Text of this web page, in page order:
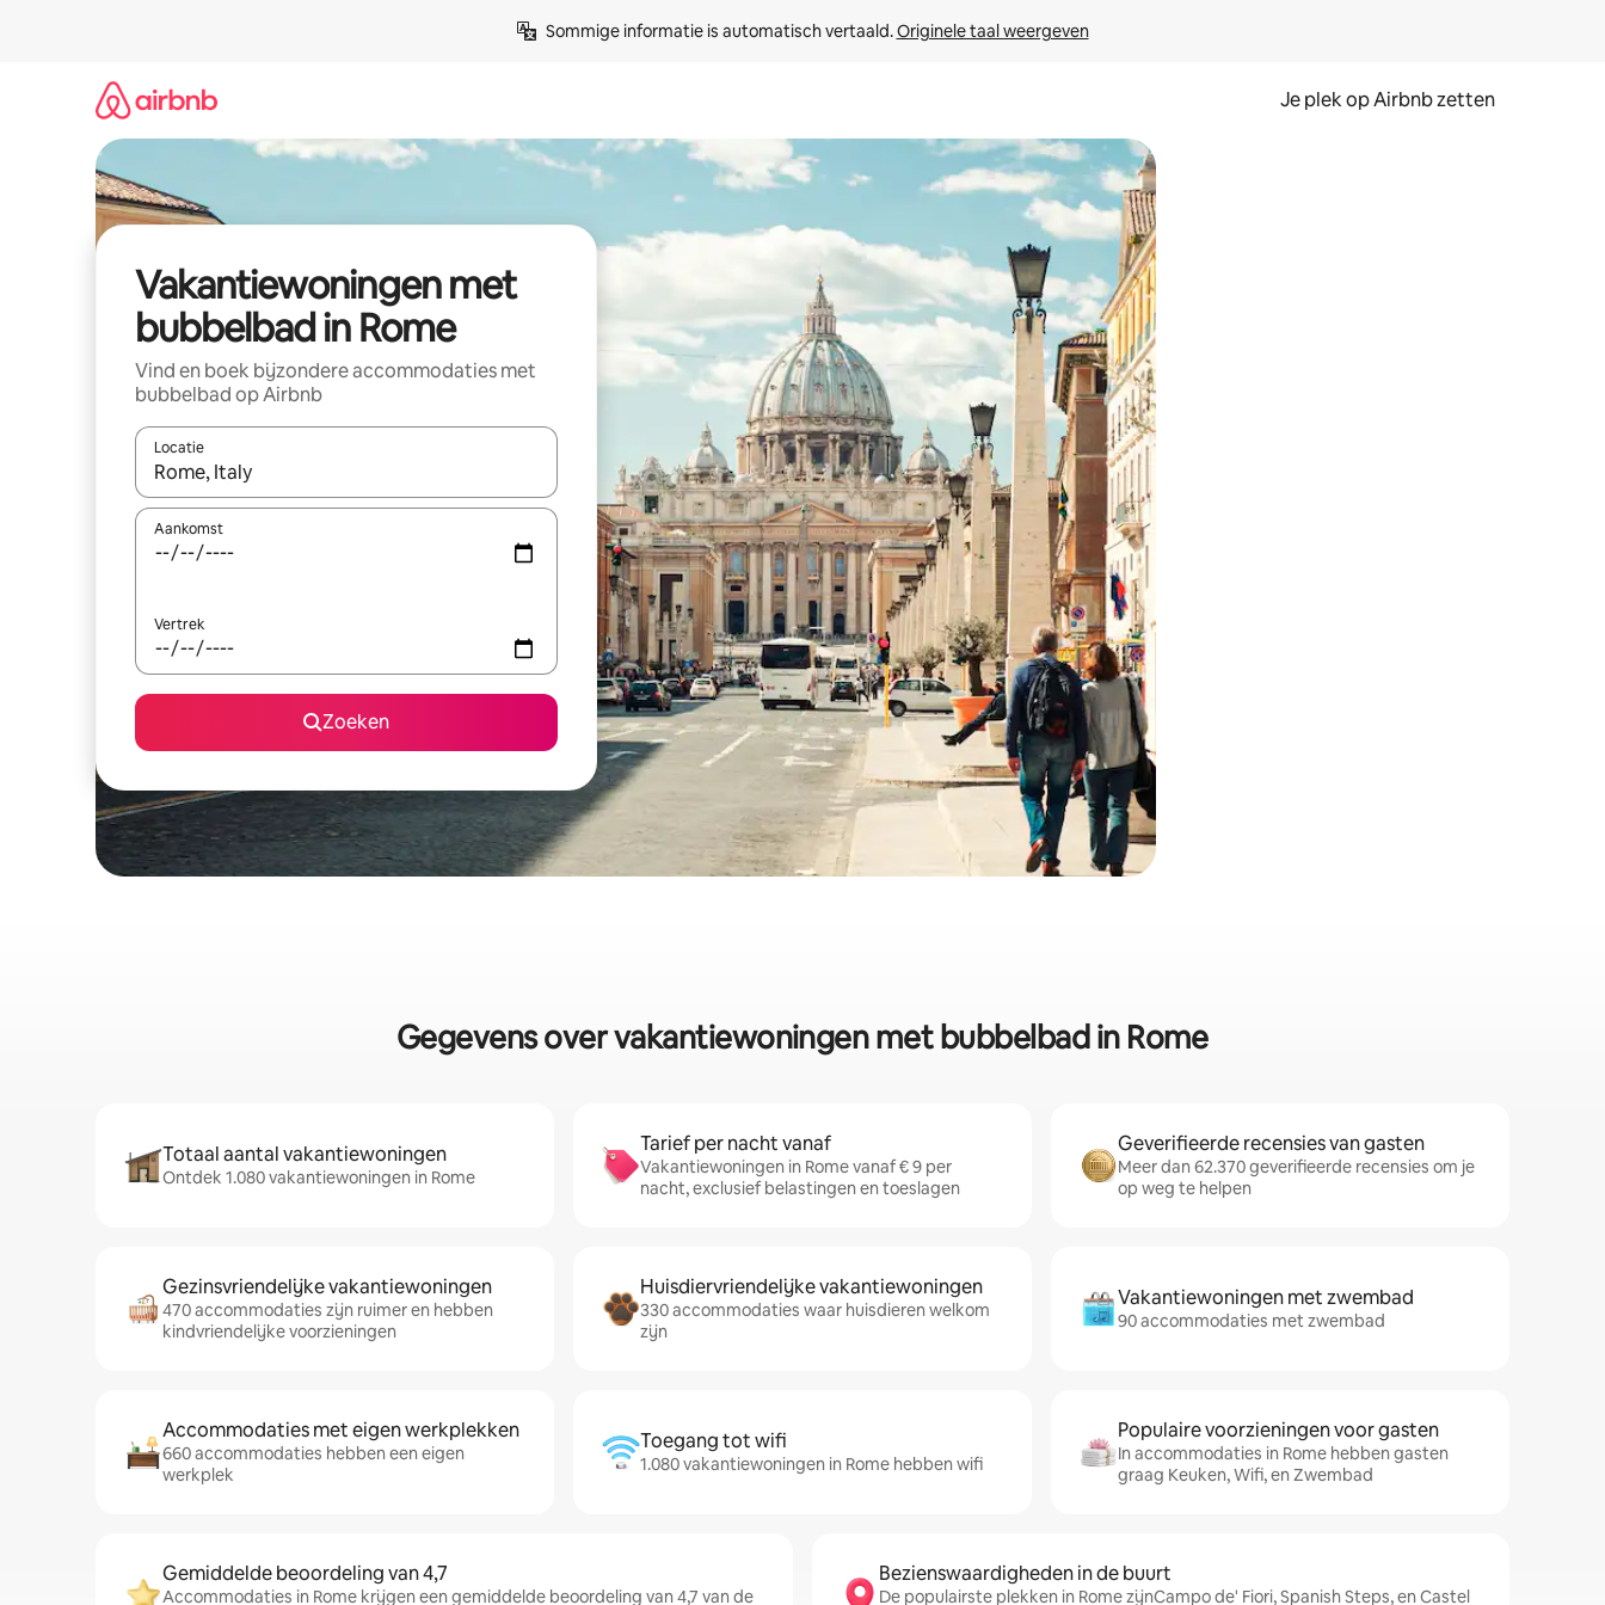
Sommige informatie is automatisch vertaald. Originele taal weergeven
Je plek op Airbnb zetten
Vakantiewoningen met
bubbelbad in Rome
Vind en boek bijzondere accommodaties met
bubbelbad op Airbnb
Locatie
Wanneer er resultaten beschikbaar zijn, maak je een keuze met je de pijltjestoetsen omhoog en omlaag, óf door te tikken of swipen.
Aankomst
Vertrek
Zoeken
Gegevens over vakantiewoningen met bubbelbad in Rome
Totaal aantal vakantiewoningen
Ontdek 1.080 vakantiewoningen in Rome
Tarief per nacht vanaf
Vakantiewoningen in Rome vanaf € 9 per
nacht, exclusief belastingen en toeslagen
Geverifieerde recensies van gasten
Meer dan 62.370 geverifieerde recensies om je
op weg te helpen
Gezinsvriendelijke vakantiewoningen
470 accommodaties zijn ruimer en hebben
kindvriendelijke voorzieningen
Huisdiervriendelijke vakantiewoningen
330 accommodaties waar huisdieren welkom
zijn
Vakantiewoningen met zwembad
90 accommodaties met zwembad
Accommodaties met eigen werkplekken
660 accommodaties hebben een eigen
werkplek
Toegang tot wifi
1.080 vakantiewoningen in Rome hebben wifi
Populaire voorzieningen voor gasten
In accommodaties in Rome hebben gasten
graag Keuken, Wifi, en Zwembad
Gemiddelde beoordeling van 4,7
Accommodaties in Rome krijgen een gemiddelde beoordeling van 4,7 van de
Bezienswaardigheden in de buurt
De populairste plekken in Rome zijnCampo de' Fiori, Spanish Steps, en Castel